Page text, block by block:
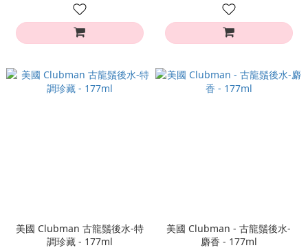
美國 Clubman 古龍鬚後水-特
調珍藏 - 177ml
美國 Clubman - 古龍鬚後水-
麝香 - 177ml